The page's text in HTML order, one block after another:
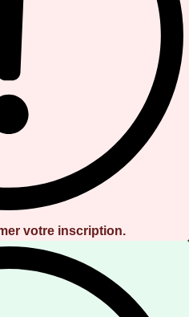
votre inscription.